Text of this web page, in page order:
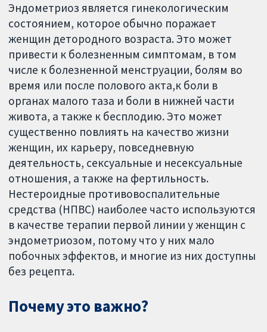
Эндометриоз является гинекологическим
состоянием, которое обычно поражает
женщин детородного возраста. Это может
привести к болезненным симптомам, в том
числе к болезненной менструации, болям во
время или после полового акта,к боли в
органах малого таза и боли в нижней части
живота, а также к бесплодию. Это может
существенно повлиять на качество жизни
женщин, их карьеру, повседневную
деятельность, сексуальные и несексуальные
отношения, а также на фертильность.
Нестероидные противовоспалительные
средства (НПВС) наиболее часто используются
в качестве терапии первой линии у женщин с
эндометриозом, потому что у них мало
побочных эффектов, и многие из них доступны
без рецепта.
Почему это важно?